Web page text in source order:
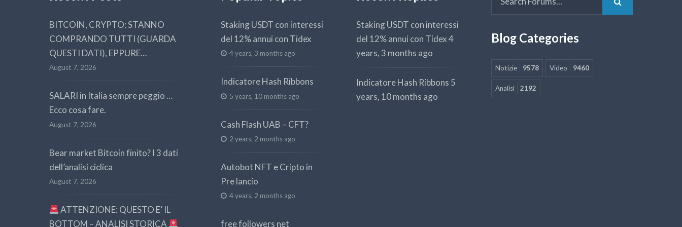
BITCOIN, CRYPTO: STANNO
COMPRANDO TUTTI (GUARDA
QUESTI DATI), EPPURE…
August 7, 2026
SALARI in Italia sempre peggio …
Ecco cosa fare.
August 7, 2026
Bear market Bitcoin finito? I 3 dati
dell’analisi ciclica
August 7, 2026
ATTENZIONE: QUESTO E’ IL
BOTTOM – ANALISI STORICA
Staking USDT con interessi
del 12% annui con Tidex
4 years, 3 months ago
Indicatore Hash Ribbons
5 years, 10 months ago
Cash Flash UAB – CFT?
2 years, 2 months ago
Autobot NFT e Cripto in
Pre lancio
4 years, 2 months ago
free followers net
Staking USDT con interessi
del 12% annui con Tidex4
years, 3 months ago
Indicatore Hash Ribbons 5
years, 10 months ago
Blog Categories
Notizie 9578 Video 9460
Analisi 2192